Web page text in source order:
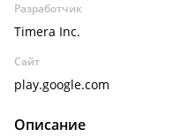
Разработчик
Timera Inc.
Сайт
play.google.com
Описание